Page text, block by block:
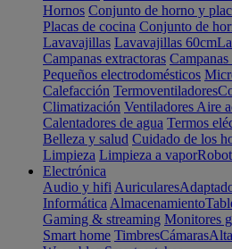
Hornos Conjunto de horno y
Placas de cocina Conjunto de
Lavavajillas Lavavajillas 60cm
Campanas extractoras
Pequeños electrodomésticos
Calefacción Termoventiladores
Climatización Ventiladores Aire
Calentadores de agua Termos
Belleza y salud Cuidado de los
Limpieza Limpieza a vapor
Electrónica
Audio y hifi Auriculares
Informática Almacenamiento
Gaming & streaming Monitores
Smart home TimbresCámaras